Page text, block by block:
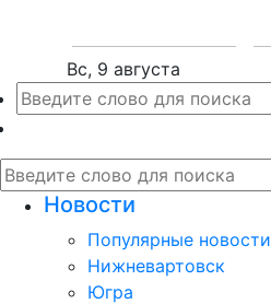
Вс, 9 августа
Новости
Популярные новости
Нижневартовск
Югра